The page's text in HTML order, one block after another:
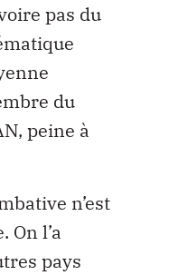
pas du
du
peine à
n’est
On l’a
pays